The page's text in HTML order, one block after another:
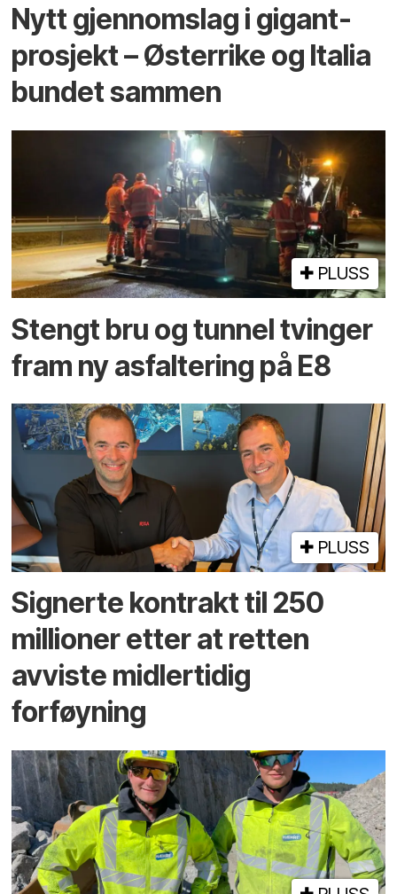
Nytt gjennomslag i gigant­
prosjekt – Østerrike og Italia
bundet sammen
PLUSS
Stengt bru og tunnel tvinger
fram ny asfaltering på E8
PLUSS
Signerte kontrakt til 250
millioner etter at retten
avviste midlertidig
forføyning